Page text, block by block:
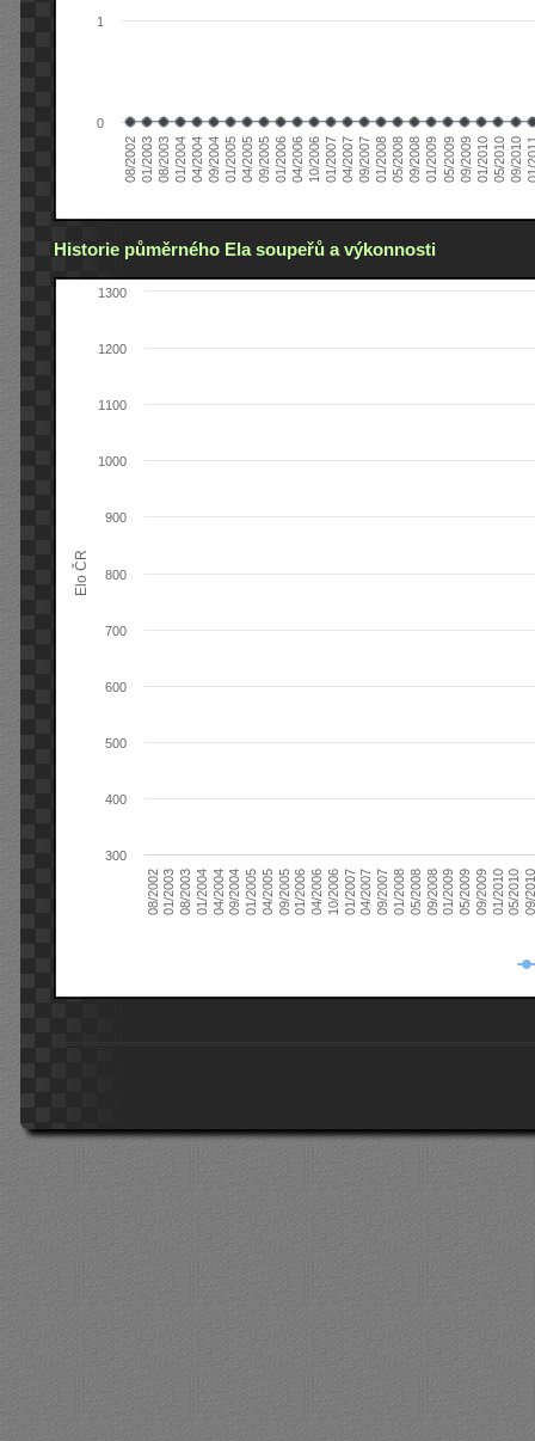
08/200201/200308/200301/200404/200409/200401/200504/200509/200501/200604/200610/200601/200704/200709/200701/200805/200809/200801/200905/200909/200901/201005/201009/2010
0
1
Historie půměrného Ela soupeřů a výkonnosti
Elo ČR
08/200201/200308/200301/200404/200409/200401/200504/200509/200501/200604/200610/200601/200704/200709/200701/200805/200809/200801/200905/200909/200901/201005/201009/
300
400
500
600
700
800
900
1000
1100
1200
1300